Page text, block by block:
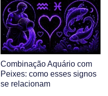
Combinação Aquário com
Peixes: como esses signos
se relacionam